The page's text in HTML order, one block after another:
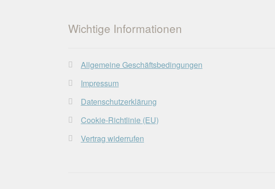
Wichtige Informationen
Allgemeine Geschäftsbedingungen
Impressum
Datenschutzerklärung
Cookie-Richtlinie (EU)
Vertrag widerrufen